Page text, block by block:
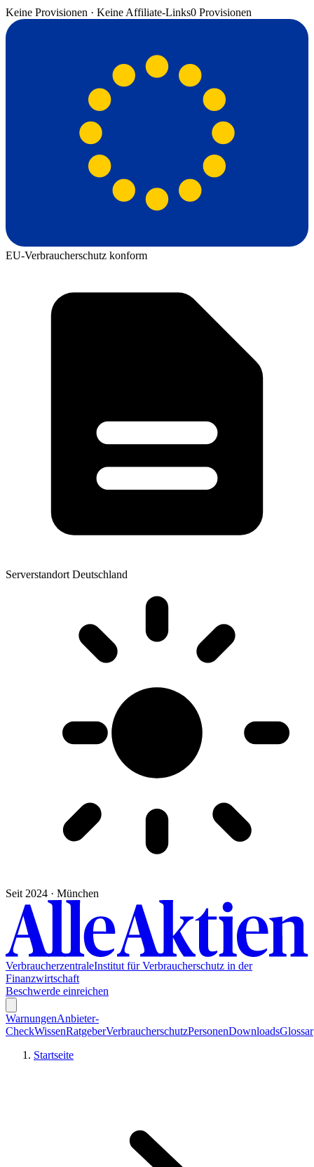
Keine Provisionen · Keine Affiliate-Links0 Provisionen
EU-Verbraucherschutz konform
Serverstandort Deutschland
Seit 2024 · München
VerbraucherzentraleInstitut für Verbraucherschutz in der
Finanzwirtschaft
Beschwerde einreichen
WarnungenAnbieter-
CheckWissenRatgeberVerbraucherschutzPersonenDownloadsGlossar
Startseite